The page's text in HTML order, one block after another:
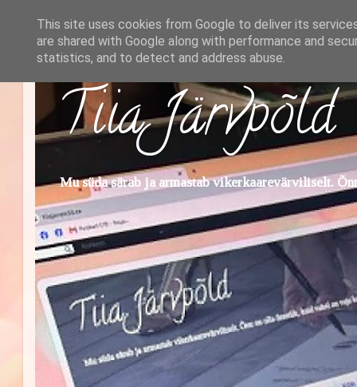
Tiia Järvpõld
Mu süda särab ja armastab vikerkaarevärviliselt.
This site uses cookies from Google to deliver its
are shared with Google along with performance and
statistics, and to detect and address abuse.